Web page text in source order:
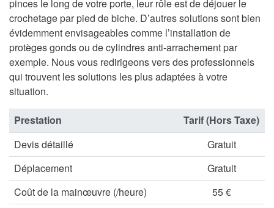
pinces le long de votre porte, leur rôle est de déjouer le
crochetage par pied de biche. D’autres solutions sont bien
évidemment envisageables comme l’installation de
protèges gonds ou de cylindres anti-arrachement par
exemple. Nous vous redirigeons vers des professionnels
qui trouvent les solutions les plus adaptées à votre
situation.
Prestation
Tarif (Hors Taxe)
Devis détaillé
Gratuit
Déplacement
Gratuit
Coût de la mainœuvre (/heure)
55 €